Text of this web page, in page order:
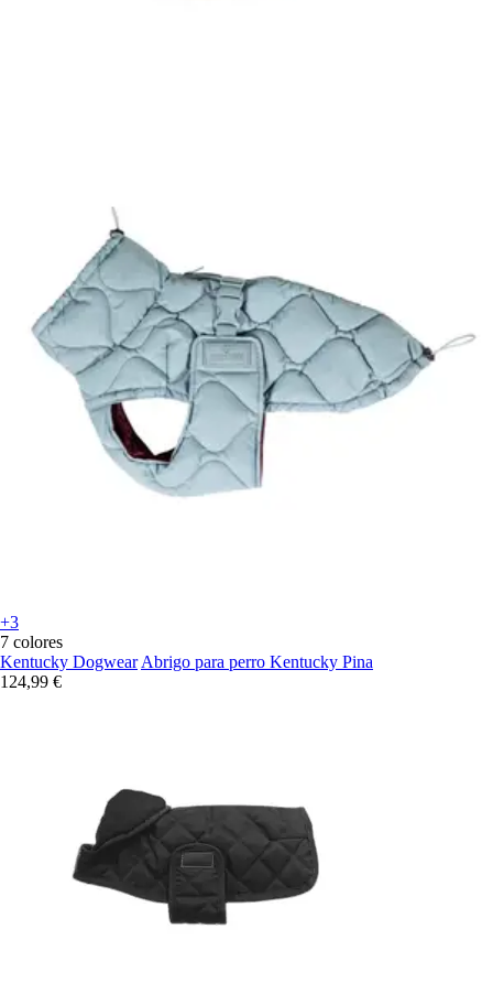
+3
7 colores
Kentucky Dogwear Abrigo para perro Kentucky Pina
124,99 €